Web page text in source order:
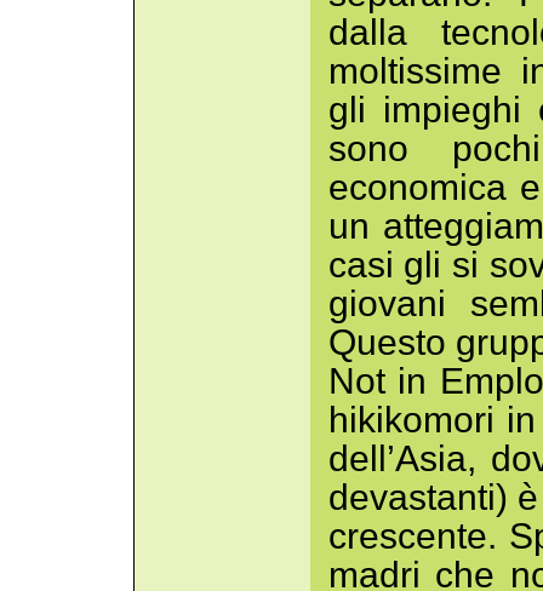
dalla
moltissime
gli impieghi
sono
economica
un
casi gli si
giovani
Questo
Not in
hikikomori
dell’Asia,
devastanti)
crescente.
madri che